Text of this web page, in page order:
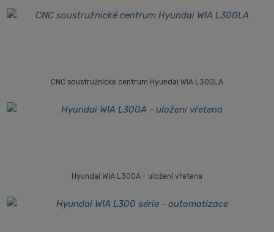
CNC soustružnické centrum Hyundai WIA L300LA
Hyundai WIA L300A - uložení vřetena